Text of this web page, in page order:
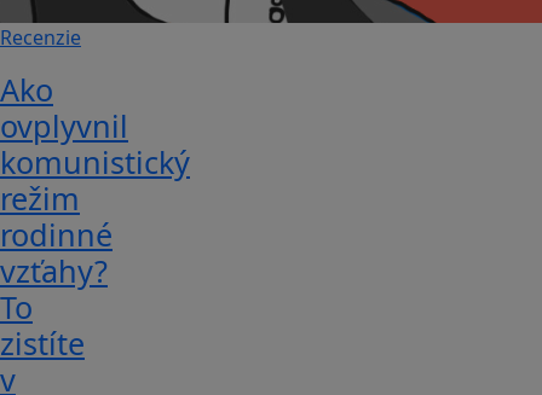
Recenzie
Ako
ovplyvnil
komunistický
režim
rodinné
vzťahy?
To
zistíte
v